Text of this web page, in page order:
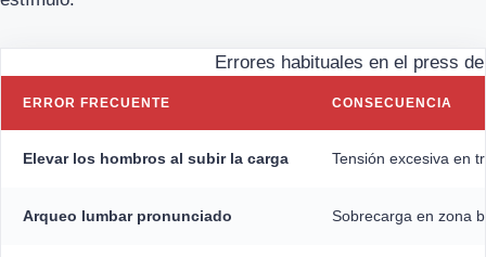
Errores habituales en el press
ERROR FRECUENTE CONSECUENCIA
Elevar los hombros al subir la carga Tensión excesiva en
Arqueo lumbar pronunciado Sobrecarga en zona